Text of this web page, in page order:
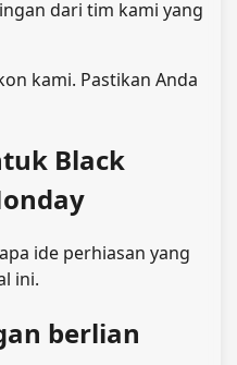
dari tim kami yang
kami. Pastikan Anda
Black
ide perhiasan yang
ini.
berlian